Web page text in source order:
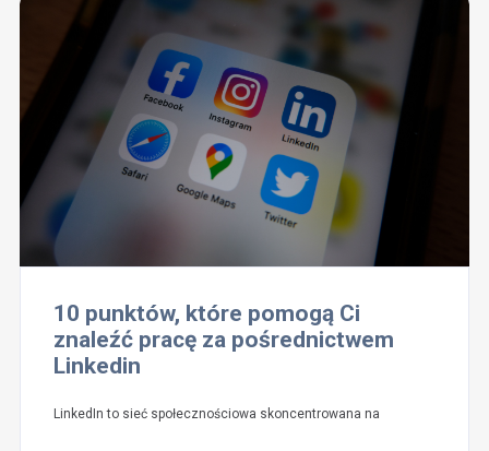
10 punktów, które pomogą Ci
znaleźć pracę za pośrednictwem
Linkedin
LinkedIn to sieć społecznościowa skoncentrowana na